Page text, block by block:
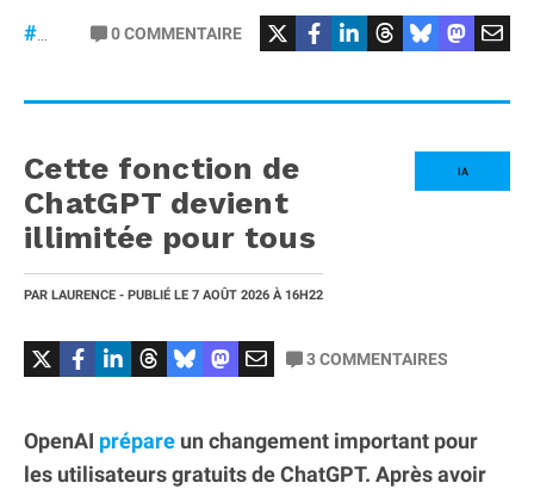
#osmopocket4P
0COMMENTAIRE
IA
Cette fonction de
ChatGPT devient
illimitée pour tous
PAR LAURENCE - PUBLIÉ LE 7 AOÛT 2026 À 16H22
3COMMENTAIRES
OpenAI prépare un changement important pour
les utilisateurs gratuits de ChatGPT. Après avoir